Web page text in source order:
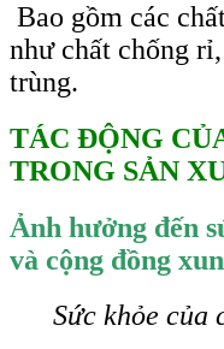
Bao gồm các
như chất chống
trùng.
TÁC ĐỘNG
TRONG SẢN
Ảnh hưởng đến
và cộng đồng
Sức khỏe của